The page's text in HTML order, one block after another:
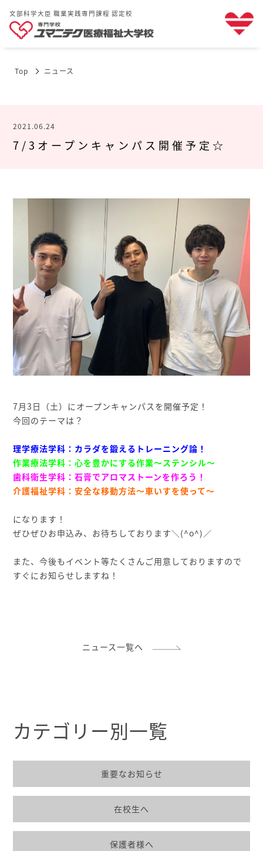
文部科学大臣 職業実践専門課程 認定校
Top ニュース
2021.06.24
7/3オープンキャンパス開催予定☆
7月3日（土）にオープンキャンパスを開催予定！
今回のテーマは？
理学療法学科：カラダを鍛えるトレーニング論！
作業療法学科：心を豊かにする作業～ステンシル～
歯科衛生学科：石膏でアロマストーンを作ろう！
介護福祉学科：安全な移動方法～車いすを使って～
になります！
ぜひぜひお申込み、お待ちしております＼(^o^)／
また、今後もイベント等たくさんご用意しておりますので
すぐにお知らせしますね！
ニュース一覧へ
カテゴリー別一覧
重要なお知らせ
在校生へ
保護者様へ